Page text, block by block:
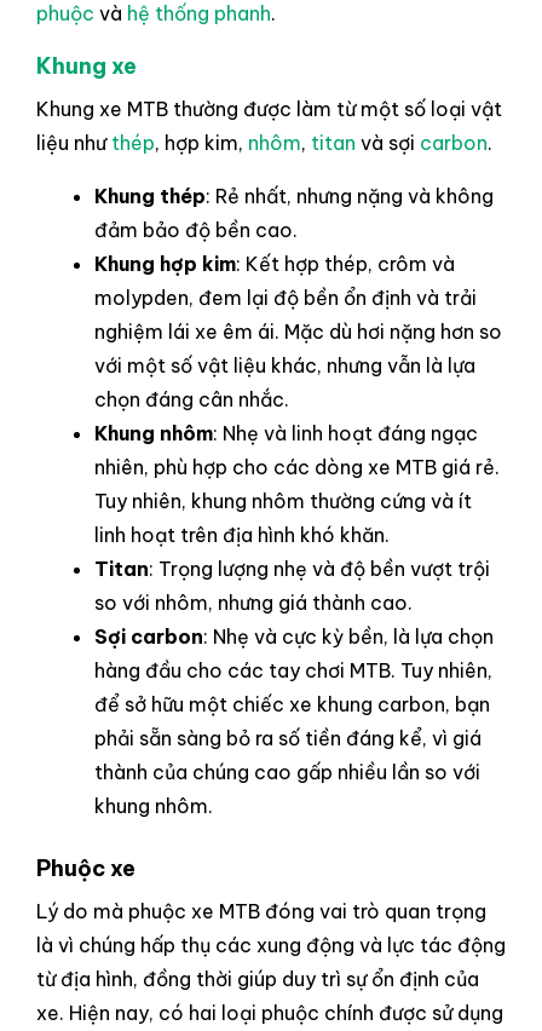
phuộc và hệ thống phanh.
Khung xe
Khung xe MTB thường được làm từ một số loại vật
liệu như thép, hợp kim, nhôm, titan và sợi carbon.
Khung thép: Rẻ nhất, nhưng nặng và không
đảm bảo độ bền cao.
Khung hợp kim: Kết hợp thép, crôm và
molypden, đem lại độ bền ổn định và trải
nghiệm lái xe êm ái. Mặc dù hơi nặng hơn so
với một số vật liệu khác, nhưng vẫn là lựa
chọn đáng cân nhắc.
Khung nhôm: Nhẹ và linh hoạt đáng ngạc
nhiên, phù hợp cho các dòng xe MTB giá rẻ.
Tuy nhiên, khung nhôm thường cứng và ít
linh hoạt trên địa hình khó khăn.
Titan: Trọng lượng nhẹ và độ bền vượt trội
so với nhôm, nhưng giá thành cao.
Sợi carbon: Nhẹ và cực kỳ bền, là lựa chọn
hàng đầu cho các tay chơi MTB. Tuy nhiên,
để sở hữu một chiếc xe khung carbon, bạn
phải sẵn sàng bỏ ra số tiền đáng kể, vì giá
thành của chúng cao gấp nhiều lần so với
khung nhôm.
Phuộc xe
Lý do mà phuộc xe MTB đóng vai trò quan trọng
là vì chúng hấp thụ các xung động và lực tác động
từ địa hình, đồng thời giúp duy trì sự ổn định của
xe. Hiện nay, có hai loại phuộc chính được sử dụng